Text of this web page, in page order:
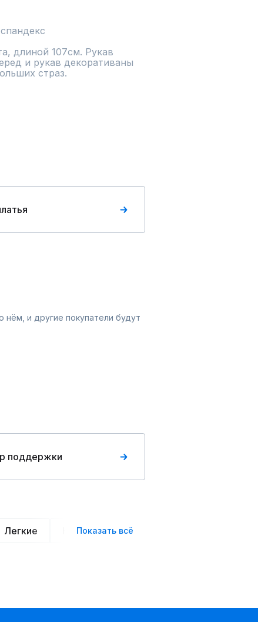
длиной 107см. Рукав
и рукав декоративаны
страз.
нём, и другие покупатели будут
поддержки
Легкие Нарядные
Показать всё